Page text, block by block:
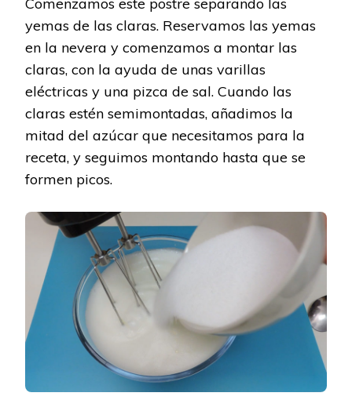
Comenzamos este postre separando las
yemas de las claras. Reservamos las yemas
en la nevera y comenzamos a montar las
claras, con la ayuda de unas varillas
eléctricas y una pizca de sal. Cuando las
claras estén semimontadas, añadimos la
mitad del azúcar que necesitamos para la
receta, y seguimos montando hasta que se
formen picos.